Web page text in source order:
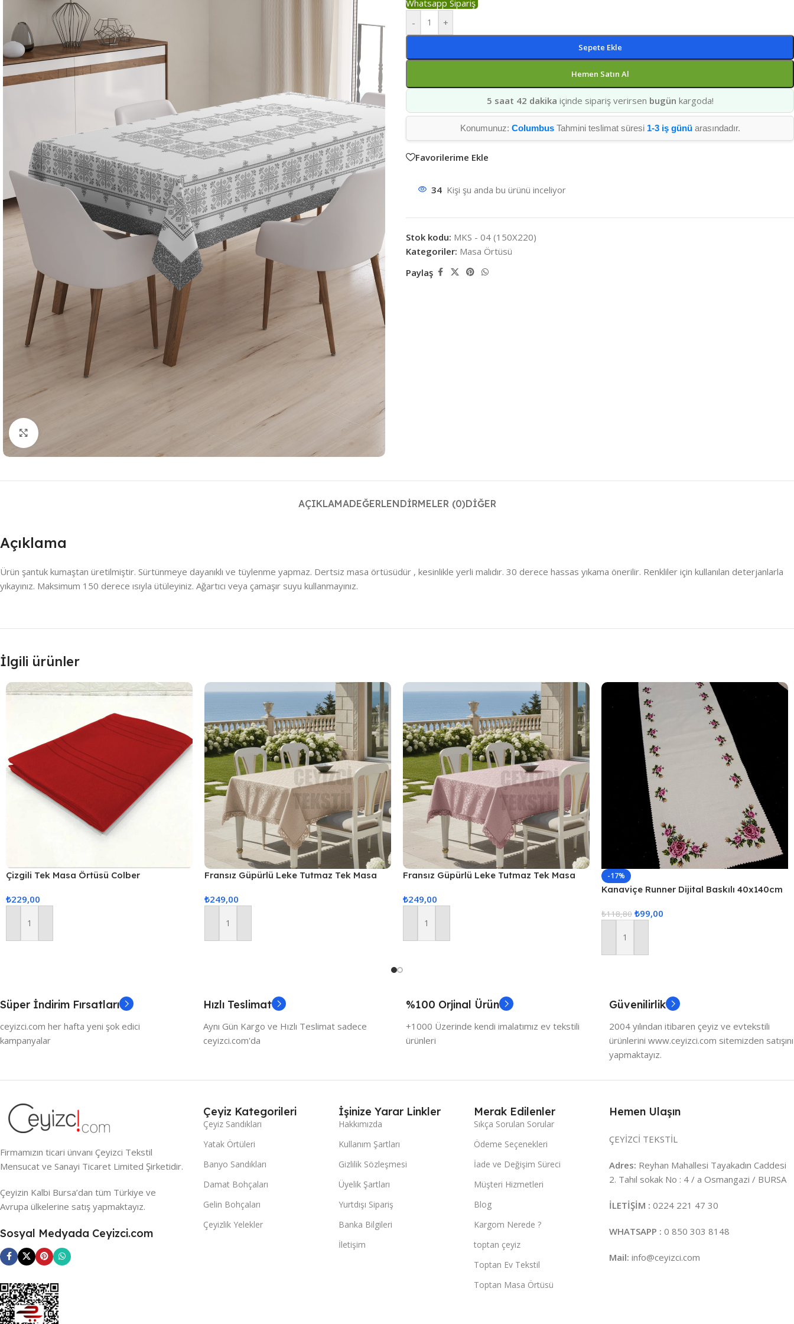
Whatsapp Sipariş
-
+
Sepete Ekle
Hemen Satın Al
5 saat 42 dakika içinde sipariş verirsen bugün kargoda!
Konumunuz: ColumbusTahmini teslimat süresi 1-3 iş günüarasındadır.
Favorilerime Ekle
34 Kişi şu anda bu ürünü inceliyor
Stok kodu: MKS - 04 (150X220)
Kategoriler: Masa Örtüsü
Paylaş
AÇIKLAMADEĞERLENDIRMELER (0)DIĞER
Açıklama
Ürün şantuk kumaştan üretilmiştir. Sürtünmeye dayanıklı ve tüylenme yapmaz. Dertsiz masa örtüsüdür , kesinlikle yerli malıdır. 30 derece hassas yıkama önerilir. Renkliler için kullanılan deterjanlarla
yıkayınız. Maksimum 150 derece ısıyla ütüleyiniz. Ağartıcı veya çamaşır suyu kullanmayınız.
İlgili ürünler
Çizgili Tek Masa Örtüsü Colber
₺229,00
Sepete Ekle
Fransız Güpürlü Leke Tutmaz Tek Masa
₺249,00
Sepete Ekle
Fransız Güpürlü Leke Tutmaz Tek Masa
₺249,00
Sepete Ekle
-17%
Kanaviçe Runner Dijital Baskılı 40x140cm
₺118,80 ₺99,00
Sepete Ekle
Süper İndirim Fırsatları
ceyizci.com her hafta yeni şok edici
kampanyalar
Hızlı Teslimat
Aynı Gün Kargo ve Hızlı Teslimat sadece
ceyizci.com'da
%100 Orjinal Ürün
+1000 Üzerinde kendi imalatımız ev tekstili
ürünleri
Güvenilirlik
2004 yılından itibaren çeyiz ve evtekstili
ürünlerini www.ceyizci.com sitemizden satışını
yapmaktayız.
Firmamızın ticari ünvanı Çeyizci Tekstil
Mensucat ve Sanayi Ticaret Limited Şirketidir.
Çeyizin Kalbi Bursa’dan tüm Türkiye ve
Avrupa ülkelerine satış yapmaktayız.
Sosyal Medyada Ceyizci.com
Çeyiz Kategorileri
Çeyiz Sandıkları
Yatak Örtüleri
Banyo Sandıkları
Damat Bohçaları
Gelin Bohçaları
Çeyizlik Yelekler
İşinize Yarar Linkler
Hakkımızda
Kullanım Şartları
Gizlilik Sözleşmesi
Üyelik Şartları
Yurtdışı Sipariş
Banka Bilgileri
İletişim
Merak Edilenler
Sıkça Sorulan Sorular
Ödeme Seçenekleri
İade ve Değişim Süreci
Müşteri Hizmetleri
Blog
Kargom Nerede ?
toptan çeyiz
Toptan Ev Tekstil
Toptan Masa Örtüsü
Hemen Ulaşın
ÇEYİZCİ TEKSTİL
Adres: Reyhan Mahallesi Tayakadın Caddesi
2. Tahıl sokak No : 4 / a Osmangazi / BURSA
İLETİŞİM : 0224 221 47 30
WHATSAPP : 0 850 303 8148
Mail: info@ceyizci.com